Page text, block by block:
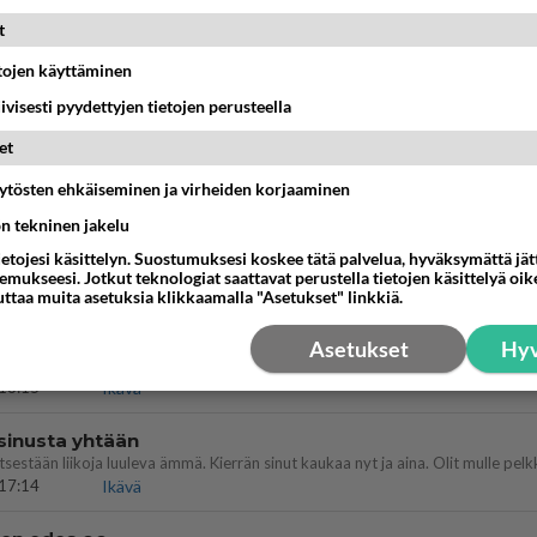
Mikkelin panttivankidraaman?
Maailman menoa
Jämsä
kysyä tänään
Anna jokin tunniste itsestäni tai hänestä.
Ikävä
yhtään
Ikävä
käyttäminen
pyydettyjen tietojen perusteella
ehkäiseminen ja virheiden korjaaminen
tekninen jakelu
käsittelyn. Suostumuksesi koskee tätä palvelua, hyväksymättä
Jotkut teknologiat saattavat perustella tietojen käsittelyä
muita asetuksia klikkaamalla "Asetukset" linkkiä.
Asetukset